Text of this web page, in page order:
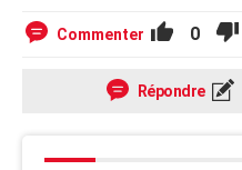
Commenter 0
Répondre